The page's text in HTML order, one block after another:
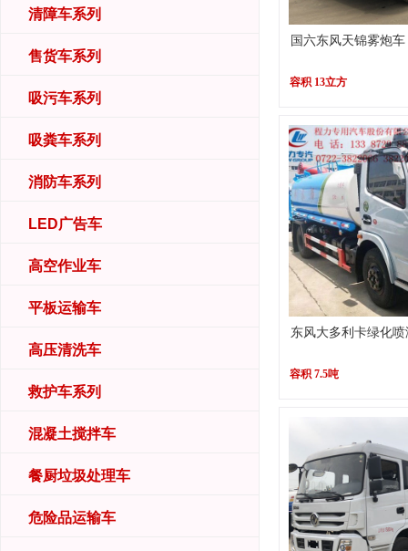
清障车系列
售货车系列
吸污车系列
吸粪车系列
消防车系列
LED广告车
高空作业车
平板运输车
高压清洗车
救护车系列
混凝土搅拌车
餐厨垃圾处理车
危险品运输车
国六东风天锦雾炮车
容积 13立方
东风大多利卡绿化
容积 7.5吨